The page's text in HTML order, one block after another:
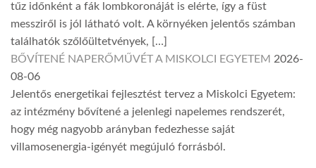
tűz időnként a fák lombkoronáját is elérte, így a füst
messziről is jól látható volt. A környéken jelentős számban
találhatók szőlőültetvények, […]
BŐVÍTENÉ NAPERŐMŰVÉT A MISKOLCI EGYETEM 2026-
08-06
Jelentős energetikai fejlesztést tervez a Miskolci Egyetem:
az intézmény bővítené a jelenlegi napelemes rendszerét,
hogy még nagyobb arányban fedezhesse saját
villamosenergia-igényét megújuló forrásból.